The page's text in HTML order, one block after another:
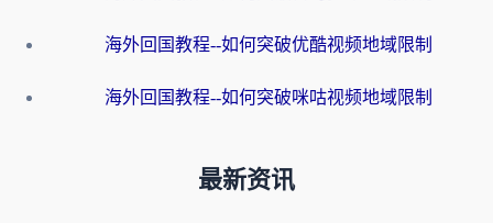
海外回国教程--如何突破优酷视频地域限制
海外回国教程--如何突破咪咕视频地域限制
最新资讯